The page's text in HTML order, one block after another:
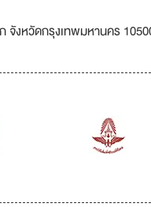
จังหวัดกรุงเทพมหานคร